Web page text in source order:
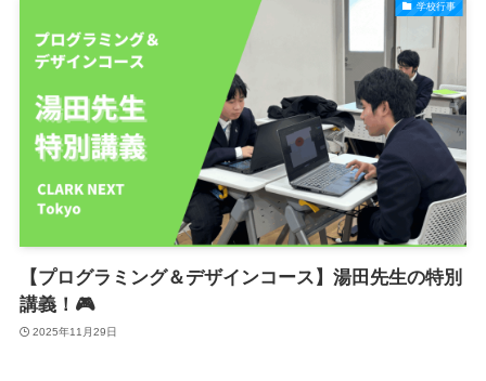
学校行事
【プログラミング＆デザインコース】湯田先生の特別
講義！🎮
2025年11月29日